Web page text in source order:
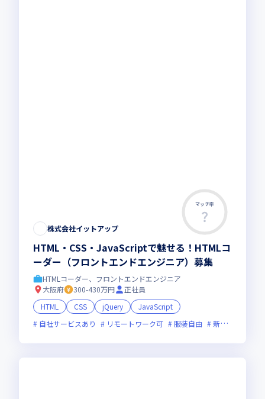
マッチ率
株式会社イットアップ
HTML・CSS・JavaScriptで魅せる！HTMLコ
ーダー（フロントエンドエンジニア）募集
HTMLコーダー、フロントエンドエンジニア
大阪府
300-430万円
正社員
HTML
CSS jQuery
JavaScript
自社サービスあり
リモートワーク可 服装自由 新技術に積極的